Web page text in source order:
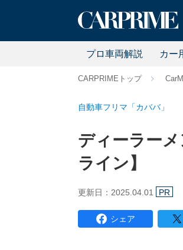
プロ車両解説 カー
CARPRIMEトップ
自動車フリマ「カババ」
ディーラー
ライン】
更新日：2025.04.01 PR
シェア